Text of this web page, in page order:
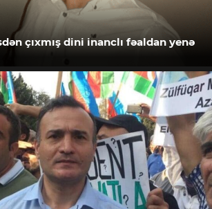
çıxmış dini inanclı fəaldan yenə